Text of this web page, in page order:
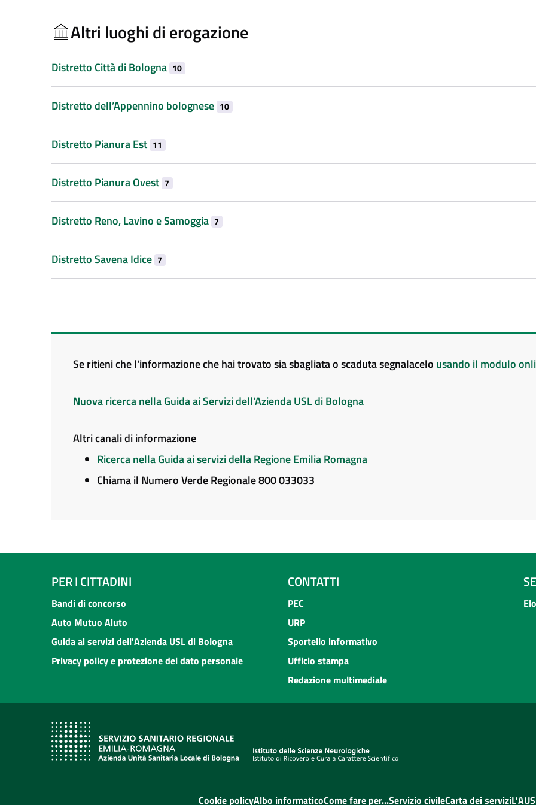
Altri luoghi di erogazione
Distretto Città di Bologna 10
Distretto dell’Appennino bolognese 10
Distretto Pianura Est 11
Distretto Pianura Ovest 7
Distretto Reno, Lavino e Samoggia 7
Distretto Savena Idice 7
Se ritieni che l'informazione che hai trovato sia sbagliata o scaduta segnalacelo usando il modulo
Nuova ricerca nella Guida ai Servizi dell'Azienda USL di Bologna
Altri canali di informazione
Ricerca nella Guida ai servizi della Regione Emilia Romagna
Chiama il Numero Verde Regionale 800 033033
PER I CITTADINI
Bandi di concorso
Auto Mutuo Aiuto
Guida ai servizi dell'Azienda USL di Bologna
Privacy policy e protezione del dato personale
CONTATTI
PEC
URP
Sportello informativo
Ufficio stampa
Redazione multimediale
Cookie policyAlbo informaticoCome fare per...Servizio civileCarta dei servizi